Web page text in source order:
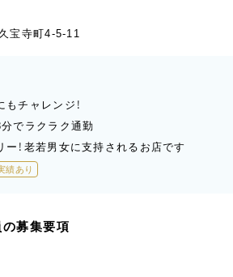
宝寺町4-5-11
チャレンジ！
でラクラク通勤
！老若男女に支持されるお店です
績あり
募集要項